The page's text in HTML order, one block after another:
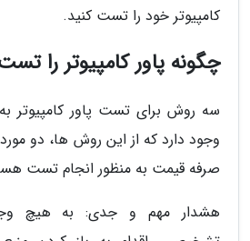
کامپیوتر خود را تست کنید.
چگونه پاور کامپیوتر را
سه روش برای تست پاور کامپیوتر
وجود دارد که از این روش ها، دو مورد
صرفه قیمت به منظور انجام تست
هشدار مهم و جدی: به هیچ